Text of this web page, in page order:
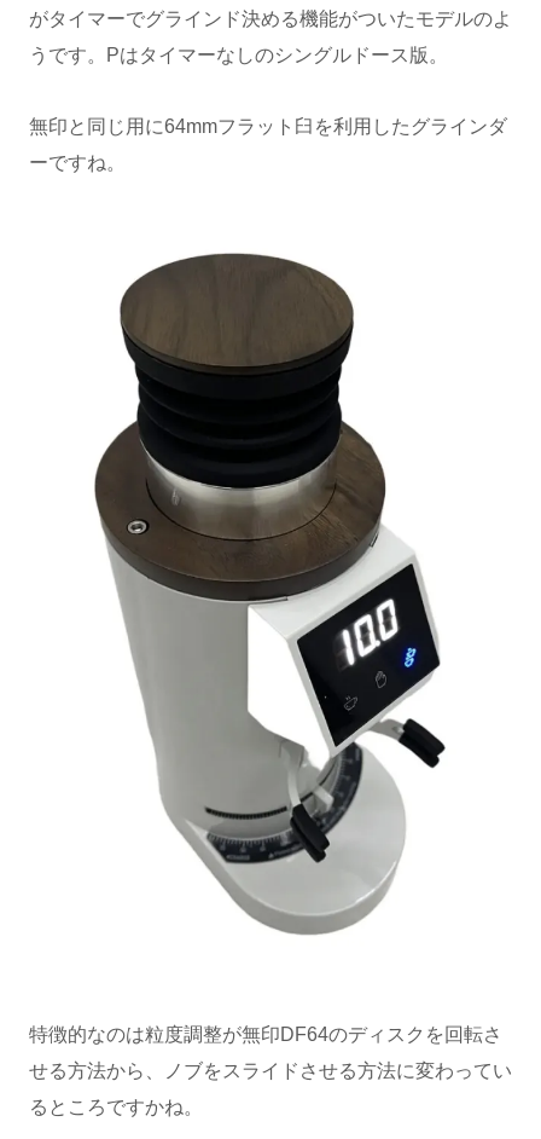
がタイマーでグラインド決める機能がついたモデルのよ
うです。Pはタイマーなしのシングルドース版。
無印と同じ用に64mmフラット臼を利用したグラインダ
ーですね。
特徴的なのは粒度調整が無印DF64のディスクを回転さ
せる方法から、ノブをスライドさせる方法に変わってい
るところですかね。